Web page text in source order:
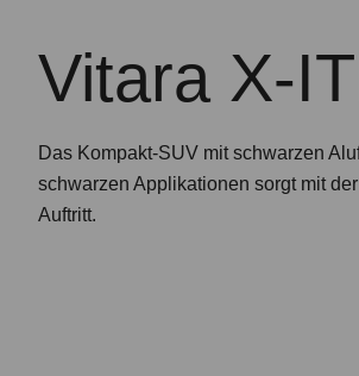
Vitara X-
Das Kompakt-SUV mit schwarzen
schwarzen Applikationen sorgt mit
Auftritt.